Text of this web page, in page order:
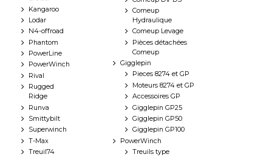
Kangaroo
Lodar
N4-offroad
Phantom
PowerLine
PowerWinch
Rival
Rugged
Ridge
Runva
Smittybilt
Superwinch
T-Max
Treuil74
Comeup
Hydraulique
Comeup Levage
Pièces détachées
Comeup
Gigglepin
Pieces 8274 et GP
Moteurs 8274 et GP
Accessoires GP
Gigglepin GP25
Gigglepin GP50
Gigglepin GP100
PowerWinch
Treuils type